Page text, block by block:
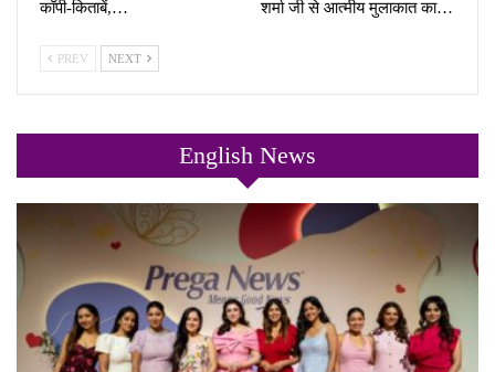
कॉपी-किताबें,…
शर्मा जी से आत्मीय मुलाकात का…
PREV NEXT
English News